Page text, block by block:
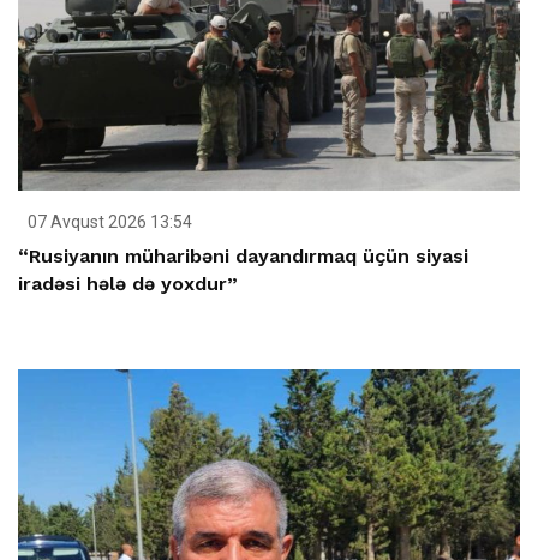
07 Avqust 2026 13:54
“Rusiyanın müharibəni dayandırmaq üçün siyasi
iradəsi hələ də yoxdur”